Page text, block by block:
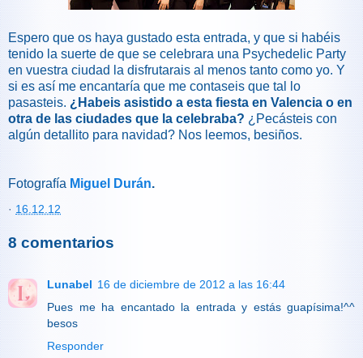
Espero que os haya gustado esta entrada, y que si habéis
tenido la suerte de que se celebrara una Psychedelic Party
en vuestra ciudad la disfrutarais al menos tanto como yo. Y
si es así me encantaría que me contaseis que tal lo
pasasteis. ¿Habeis asistido a esta fiesta en Valencia o en
otra de las ciudades que la celebraba? ¿Pecásteis con
algún detallito para navidad? Nos leemos, besiños.
Fotografía Miguel Durán.
· 16.12.12
8 comentarios
Lunabel 16 de diciembre de 2012 a las 16:44
Pues me ha encantado la entrada y estás guapísima!^^
besos
Responder